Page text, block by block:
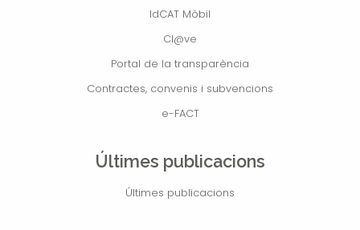
IdCAT Mòbil
Cl@ve
Portal de la transparència
Contractes, convenis i subvencions
e-FACT
Últimes publicacions
Últimes publicacions